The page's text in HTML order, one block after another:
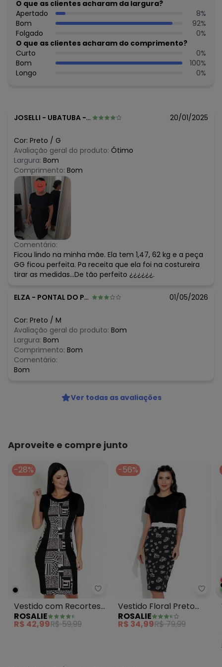
julho/2026
junho/2026 R$ 42,99
maio/2026 N/D*
abril/2026 R$ 37,99
março/2026
fevereiro/2026 R$ 37,99
O que as clientes acharam da largura?
Apertado
8%
Bom
92%
Folgado
0%
O que as clientes acharam do comprimento?
Curto
0%
Bom
100%
Longo
0%
JOSELLI - UBATUBA - SP 20/01/2025
Cor: Preto / G
Avaliação geral do produto: Ótimo
Largura: Bom
Comprimento: Bom
Comentário:
Ficou lindo na minha mãe. Ela tem 1,47, 62 kg e a peça
GG ficou perfeita. Pa receita que ela foi na costureira
tirar as medidas...De tão perfeito ¿¿¿¿¿¿.
ELZA - PONTAL DO PARANA - PR 01/05/2026
Cor: Preto / M
Avaliação geral do produto: Bom
Largura: Bom
Comprimento: Bom
Comentário:
Bom
Ver todas as avaliações
Aproveite e compre junto
-28%
Rosalie - Vestido com Recortes
Vestido com Recortes
Mix Preta
ROSALIE
R$ 42,99R$ 59,99
-56%
Vestido Floral Preto
com Manga
ROSALIE
R$ 34,99R$ 79,99